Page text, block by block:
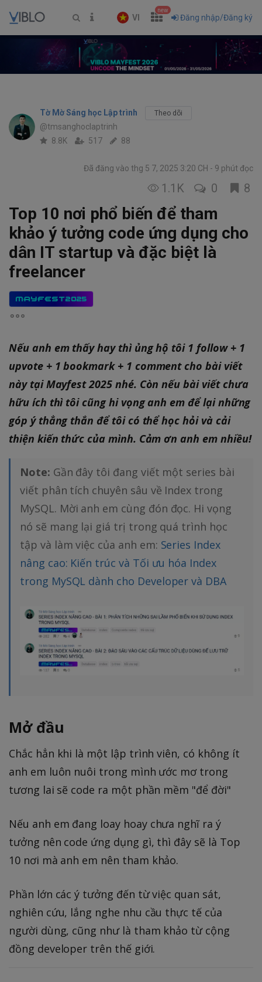
VI
new
Đăng nhập/Đăng ký
Tờ Mờ Sáng học Lập trình
@tmsanghoclaptrinh
Theo dõi
8.8K 517 88
Đã đăng vào thg 5 7, 2025 3:20 CH 9 phút đọc
1.1K 0 8
Top 10 nơi phổ biến để tham
khảo ý tưởng code ứng dụng cho
dân IT startup và đặc biệt là
freelancer
MAYFEST2025
Nếu anh em thấy hay thì ủng hộ tôi 1 follow + 1
upvote + 1 bookmark + 1 comment cho bài viết
này tại Mayfest 2025 nhé. Còn nếu bài viết chưa
hữu ích thì tôi cũng hi vọng anh em để lại những
góp ý thẳng thắn để tôi có thể học hỏi và cải
thiện kiến thức của mình. Cảm ơn anh em nhiều!
Note: Gần đây tôi đang viết một series bài
viết phân tích chuyên sâu về Index trong
MySQL. Mời anh em cùng đón đọc. Hi vọng
nó sẽ mang lại giá trị trong quá trình học
tập và làm việc của anh em: Series Index
nâng cao: Kiến trúc và Tối ưu hóa Index
trong MySQL dành cho Developer và DBA
Mở đầu
Chắc hẳn khi là một lập trình viên, có không ít
anh em luôn nuôi trong mình ước mơ trong
tương lai sẽ code ra một phần mềm "để đời"
Nếu anh em đang loay hoay chưa nghĩ ra ý
tưởng nên code ứng dụng gì, thì đây sẽ là Top
10 nơi mà anh em nên tham khảo.
Phần lớn các ý tưởng đến từ việc quan sát,
nghiên cứu, lắng nghe nhu cầu thực tế của
người dùng, cũng như là tham khảo từ cộng
đồng developer trên thế giới.